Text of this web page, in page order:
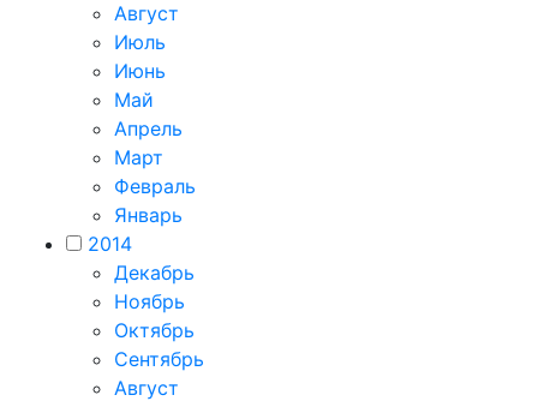
Август
Июль
Июнь
Май
Апрель
Март
Февраль
Январь
2014
Декабрь
Ноябрь
Октябрь
Сентябрь
Август